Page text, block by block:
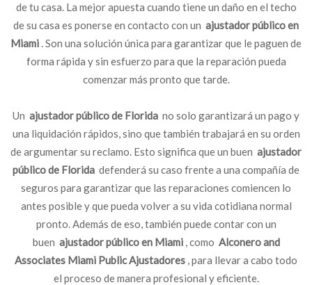
de tu casa. La mejor apuesta cuando tiene un daño en el techo
de su casa es ponerse en contacto con un ajustador público en
Miami. Son una solución única para garantizar que le paguen de
forma rápida y sin esfuerzo para que la reparación pueda
comenzar más pronto que tarde.
Un ajustador público de Florida no solo garantizará un pago y
una liquidación rápidos, sino que también trabajará en su orden
de argumentar su reclamo. Esto significa que un buen ajustador
público de Florida defenderá su caso frente a una compañía de
seguros para garantizar que las reparaciones comiencen lo
antes posible y que pueda volver a su vida cotidiana normal
pronto. Además de eso, también puede contar con un
buen ajustador público en Miami, como Alconero and
Associates Miami Public Ajustadores , para llevar a cabo todo
el proceso de manera profesional y eficiente.